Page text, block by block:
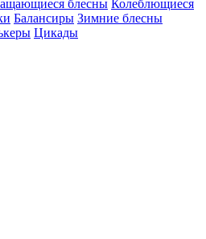
блесны Колеблющиеся
Балансиры Зимние блесны
Цикады